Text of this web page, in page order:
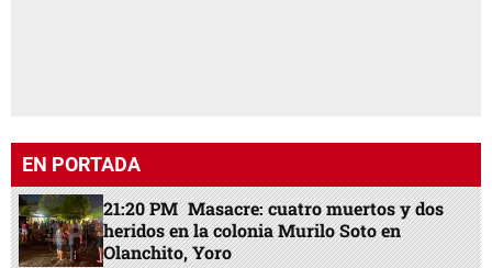
EN PORTADA
21:20 PM Masacre: cuatro muertos y dos
heridos en la colonia Murilo Soto en
Olanchito, Yoro